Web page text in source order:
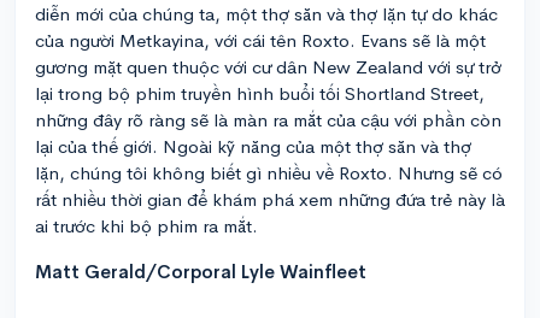
diễn mới của chúng ta, một thợ săn và thợ lặn tự do khác
của người Metkayina, với cái tên Roxto. Evans sẽ là một
gương mặt quen thuộc với cư dân New Zealand với sự trở
lại trong bộ phim truyền hình buổi tối Shortland Street,
những đây rõ ràng sẽ là màn ra mắt của cậu với phần còn
lại của thế giới. Ngoài kỹ năng của một thợ săn và thợ
lặn, chúng tôi không biết gì nhiều về Roxto. Nhưng sẽ có
rất nhiều thời gian để khám phá xem những đứa trẻ này là
ai trước khi bộ phim ra mắt.
Matt Gerald/Corporal Lyle Wainfleet